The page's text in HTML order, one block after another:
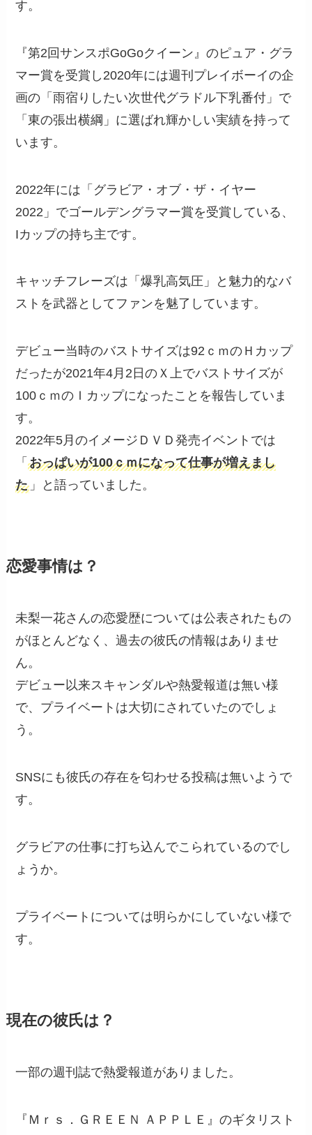
す。
『第2回サンスポGoGoクイーン』のピュア・グラ
マー賞を受賞し2020年には週刊プレイボーイの企
画の「雨宿りしたい次世代グラドル下乳番付」で
「東の張出横綱」に選ばれ輝かしい実績を持って
います。
2022年には「グラビア・オブ・ザ・イヤー
2022」でゴールデングラマー賞を受賞している、
Iカップの持ち主です。
キャッチフレーズは「爆乳高気圧」と魅力的なバ
ストを武器としてファンを魅了しています。
デビュー当時のバストサイズは92ｃｍのＨカップ
だったが2021年4月2日のＸ上でバストサイズが
100ｃｍのＩカップになったことを報告していま
す。
2022年5月のイメージＤＶＤ発売イベントでは
「おっぱいが100ｃｍになって仕事が増えまし
た 」と語っていました。
恋愛事情は？
未梨一花さんの恋愛歴については公表されたもの
がほとんどなく、過去の彼氏の情報はありませ
ん。
デビュー以来スキャンダルや熱愛報道は無い様
で、プライベートは大切にされていたのでしょ
う。
SNSにも彼氏の存在を匂わせる投稿は無いようで
す。
グラビアの仕事に打ち込んでこられているのでし
ょうか。
プライベートについては明らかにしていない様で
す。
現在の彼氏は？
一部の週刊誌で熱愛報道がありました。
『Ｍｒｓ．ＧＲＥＥＮ ＡＰＰＬＥ』のギタリスト